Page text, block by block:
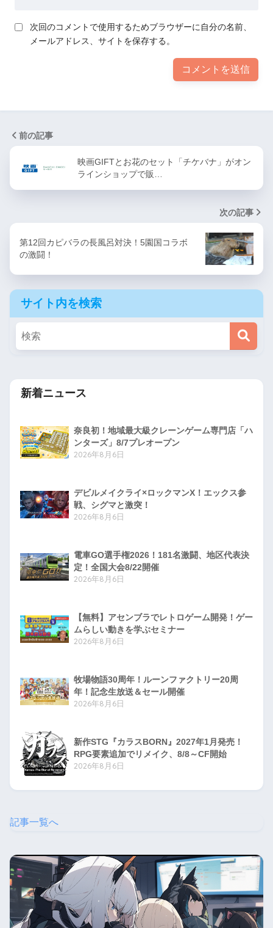
次回のコメントで使用するためブラウザーに自分の名前、
メールアドレス、サイトを保存する。
前の記事
映画GIFTとお花のセット「チケバナ」がオン
ラインショップで販…
次の記事
第12回カピバラの長風呂対決！5園国コラボ
の激闘！
サイト内を検索
新着ニュース
奈良初！地域最大級クレーンゲーム専門店「ハ
ンターズ」8/7プレオープン
2026年8月6日
デビルメイクライ×ロックマンX！エックス参
戦、シグマと激突！
2026年8月6日
電車GO選手権2026！181名激闘、地区代表決
定！全国大会8/22開催
2026年8月6日
【無料】アセンブラでレトロゲーム開発！ゲー
ムらしい動きを学ぶセミナー
2026年8月6日
牧場物語30周年！ルーンファクトリー20周
年！記念生放送＆セール開催
2026年8月6日
新作STG『カラスBORN』2027年1月発売！
RPG要素追加でリメイク、8/8～CF開始
2026年8月6日
記事一覧へ